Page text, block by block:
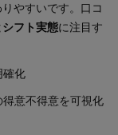
やすいです。口コ
フト実態に注目す
確化
意不得意を可視化